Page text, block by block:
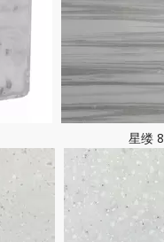
星缕